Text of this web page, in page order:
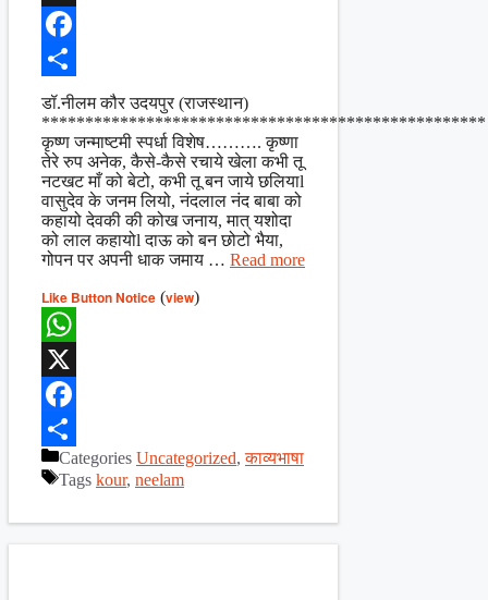
X
Facebook
Share
डॉ.नीलम कौर उदयपुर (राजस्थान)
***************************************************
कृष्ण जन्माष्टमी स्पर्धा विशेष………. कृष्णा
तेरे रुप अनेक, कैसे-कैसे रचाये खेला कभी तू
नटखट माँ को बेटो, कभी तू बन जाये छलियाl
वासुदेव के जनम लियो, नंदलाल नंद बाबा को
कहायो देवकी की कोख जनाय, मात् यशोदा
को लाल कहायोl दाऊ को बन छोटो भैया,
गोपन पर अपनी धाक जमाय … Read more
Like Button Notice (view)
WhatsApp
X
Facebook
ShareCategories Uncategorized,काव्यभाषा
Tags kour, neelam